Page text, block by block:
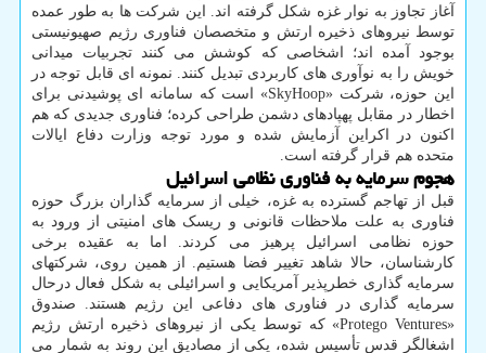
آغاز تجاوز به نوار غزه شکل گرفته اند. این شرکت ها به طور عمده
توسط نیروهای ذخیره ارتش و متخصصان فناوری رژیم صهیونیستی
بوجود آمده اند؛ اشخاصی که کوشش می کنند تجربیات میدانی
خویش را به نوآوری های کاربردی تبدیل کنند. نمونه ای قابل توجه در
این حوزه، شرکت «SkyHoop» است که سامانه ای پوشیدنی برای
اخطار در مقابل پهپادهای دشمن طراحی کرده؛ فناوری جدیدی که هم
اکنون در اکراین آزمایش شده و مورد توجه وزارت دفاع ایالات
متحده هم قرار گرفته است.
هجوم سرمایه به فناوری نظامی اسرائیل
قبل از تهاجم گسترده به غزه، خیلی از سرمایه گذاران بزرگ حوزه
فناوری به علت ملاحظات قانونی و ریسک های امنیتی از ورود به
حوزه نظامی اسرائیل پرهیز می کردند. اما به عقیده برخی
کارشناسان، حالا شاهد تغییر فضا هستیم. از همین روی، شرکتهای
سرمایه گذاری خطرپذیر آمریکایی و اسرائیلی به شکل فعال درحال
سرمایه گذاری در فناوری های دفاعی این رژیم هستند. صندوق
«Protego Ventures» که توسط یکی از نیروهای ذخیره ارتش رژیم
اشغالگر قدس تأسیس شده، یکی از مصادیق این روند به شمار می